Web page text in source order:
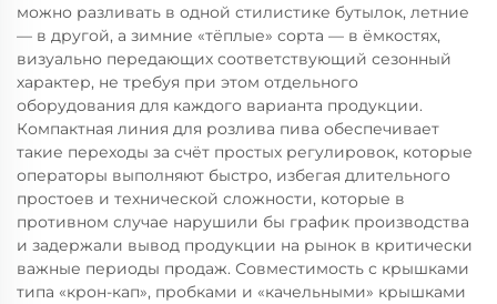
можно разливать в одной стилистике бутылок, летние
— в другой, а зимние «тёплые» сорта — в ёмкостях,
визуально передающих соответствующий сезонный
характер, не требуя при этом отдельного
оборудования для каждого варианта продукции.
Компактная линия для розлива пива обеспечивает
такие переходы за счёт простых регулировок, которые
операторы выполняют быстро, избегая длительного
простоев и технической сложности, которые в
противном случае нарушили бы график производства
и задержали вывод продукции на рынок в критически
важные периоды продаж. Совместимость с крышками
типа «крон-кап», пробками и «качельными» крышками